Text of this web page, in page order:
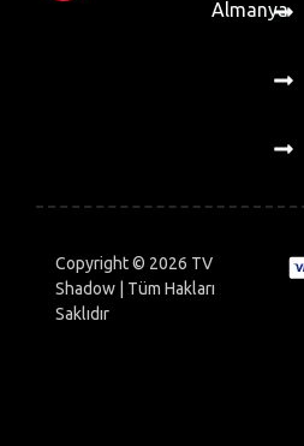
Almanya
Copyright © 2026 TV
Shadow | Tüm Hakları
Saklıdır